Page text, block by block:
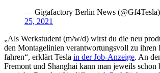
— Gigafactory Berlin News (@Gf4Tesla)
25, 2021
„Als Werkstudent (m/w/d) wirst du die neu
den Montagelinien verantwortungsvoll zu ihren
fahren“, erklärt Tesla in der Job-Anzeige. An
Fremont und Shanghai kann man jeweils schon